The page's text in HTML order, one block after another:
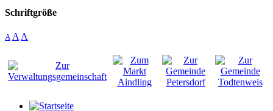
Schriftgröße
A A A